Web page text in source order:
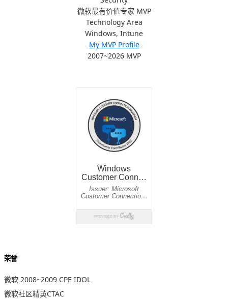
微软最有价值专家 MVP
Technology Area
Windows, Intune
My MVP Profile
2007~2026 MVP
荣誉
微软 2008~2009 CPE IDOL
微软社区精英CTAC